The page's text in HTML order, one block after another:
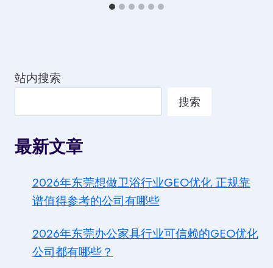
站内搜索
搜索
最新文章
2026年东莞想做卫浴行业GEO优化 正规靠
谱值得参考的公司有哪些
2026年东莞办公家具行业可信赖的GEO优化
公司都有哪些？